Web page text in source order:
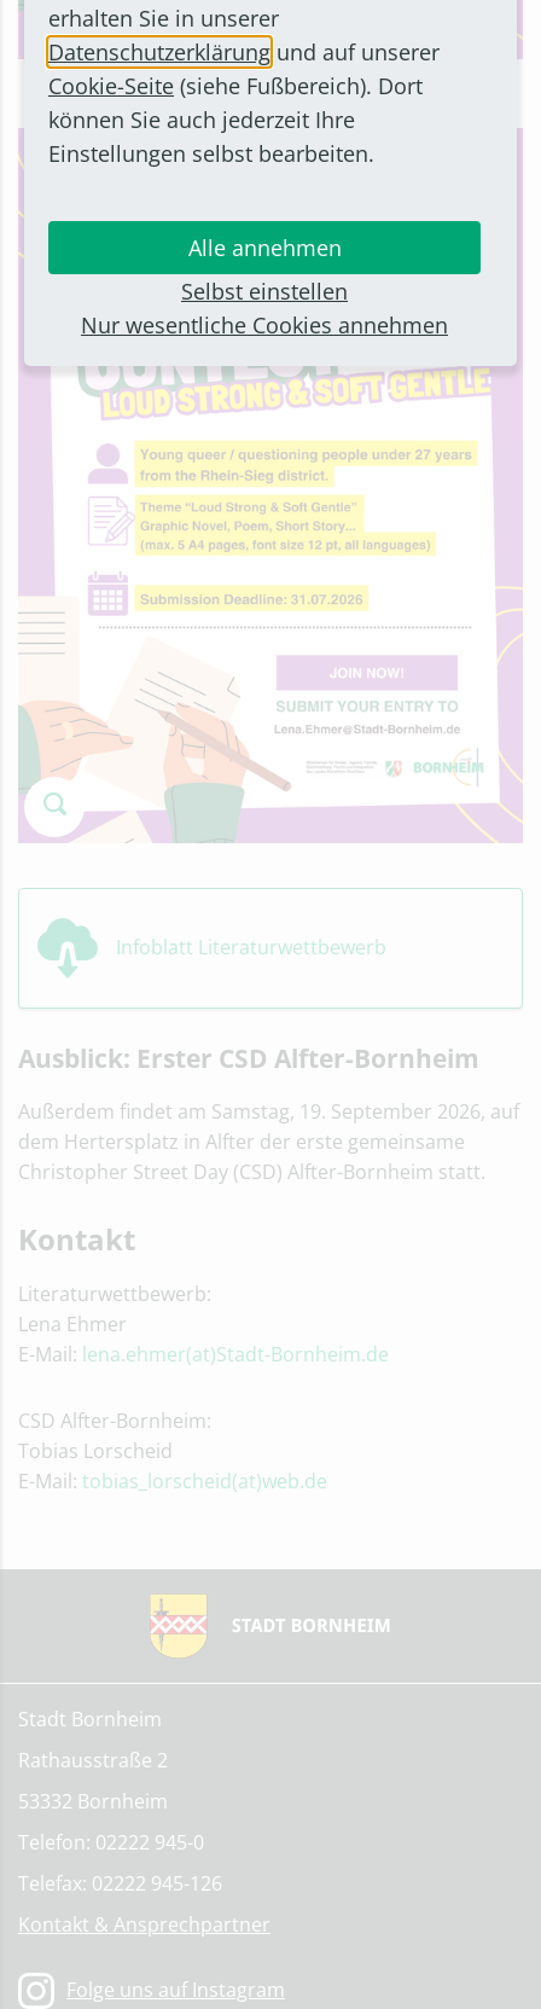
Infoblatt Literaturwettbewerb
Ausblick: Erster CSD Alfter-Bornheim
Außerdem findet am Samstag, 19. September 2026, auf
dem Hertersplatz in Alfter der erste gemeinsame
Christopher Street Day (CSD) Alfter-Bornheim statt.
Kontakt
Literaturwettbewerb:
Lena Ehmer
E-Mail: lena.ehmer(at)Stadt-Bornheim.de
CSD Alfter-Bornheim:
Tobias Lorscheid
E-Mail: tobias_lorscheid(at)web.de
Stadt Bornheim
Rathausstraße 2
53332 Bornheim
Telefon: 02222 945-0
Telefax: 02222 945-126
Kontakt & Ansprechpartner
Folge uns auf Instagram
erhalten Sie in unserer
Datenschutzerklärung und auf unserer
Cookie-Seite (siehe Fußbereich). Dort
können Sie auch jederzeit Ihre
Einstellungen selbst bearbeiten.
Alle annehmen
Selbst einstellen
Nur wesentliche Cookies annehmen